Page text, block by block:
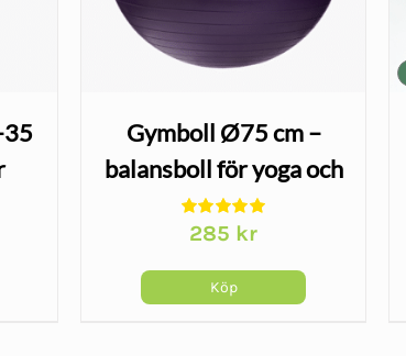
Gymboll Ø75 cm –
balansboll för yoga och
träning, lila
285 kr
Köp